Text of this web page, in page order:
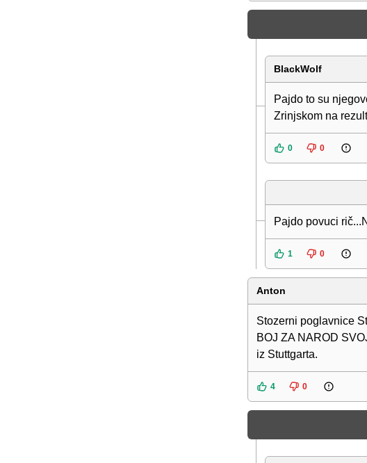
BlackWolf
Pajdo to su
Zrinjskom na
0 0
Pajdo povuci
1 0
Anton
Stozerni poglavnice
BOJ ZA NAROD
iz Stuttgarta.
4 0